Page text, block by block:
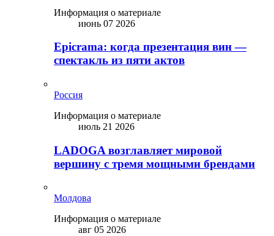
Информация о материале
июнь 07 2026
Epicrama: когда презентация вин —
спектакль из пяти актов
Россия
Информация о материале
июль 21 2026
LADOGA возглавляет мировой
вершину с тремя мощными брендами
Молдова
Информация о материале
авг 05 2026